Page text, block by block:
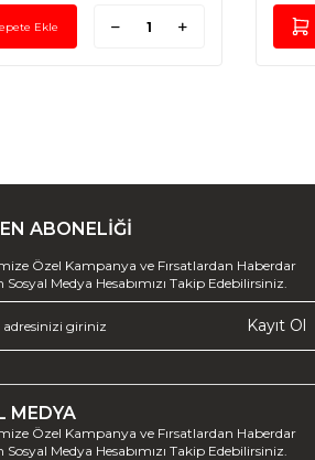
Ekle
ABONELİĞİ
Özel Kampanya ve Fırsatlardan Haberdar
Medya Hesabımızı Takip Edebilirsiniz.
Kayıt Ol
MEDYA
Özel Kampanya ve Fırsatlardan Haberdar
Medya Hesabımızı Takip Edebilirsiniz.